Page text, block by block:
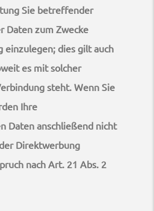
Sie betreffender
Daten zum Zwecke
einzulegen; dies gilt auch
es mit solcher
steht. Wenn Sie
Ihre
Daten anschließend nicht
Direktwerbung
nach Art. 21 Abs. 2